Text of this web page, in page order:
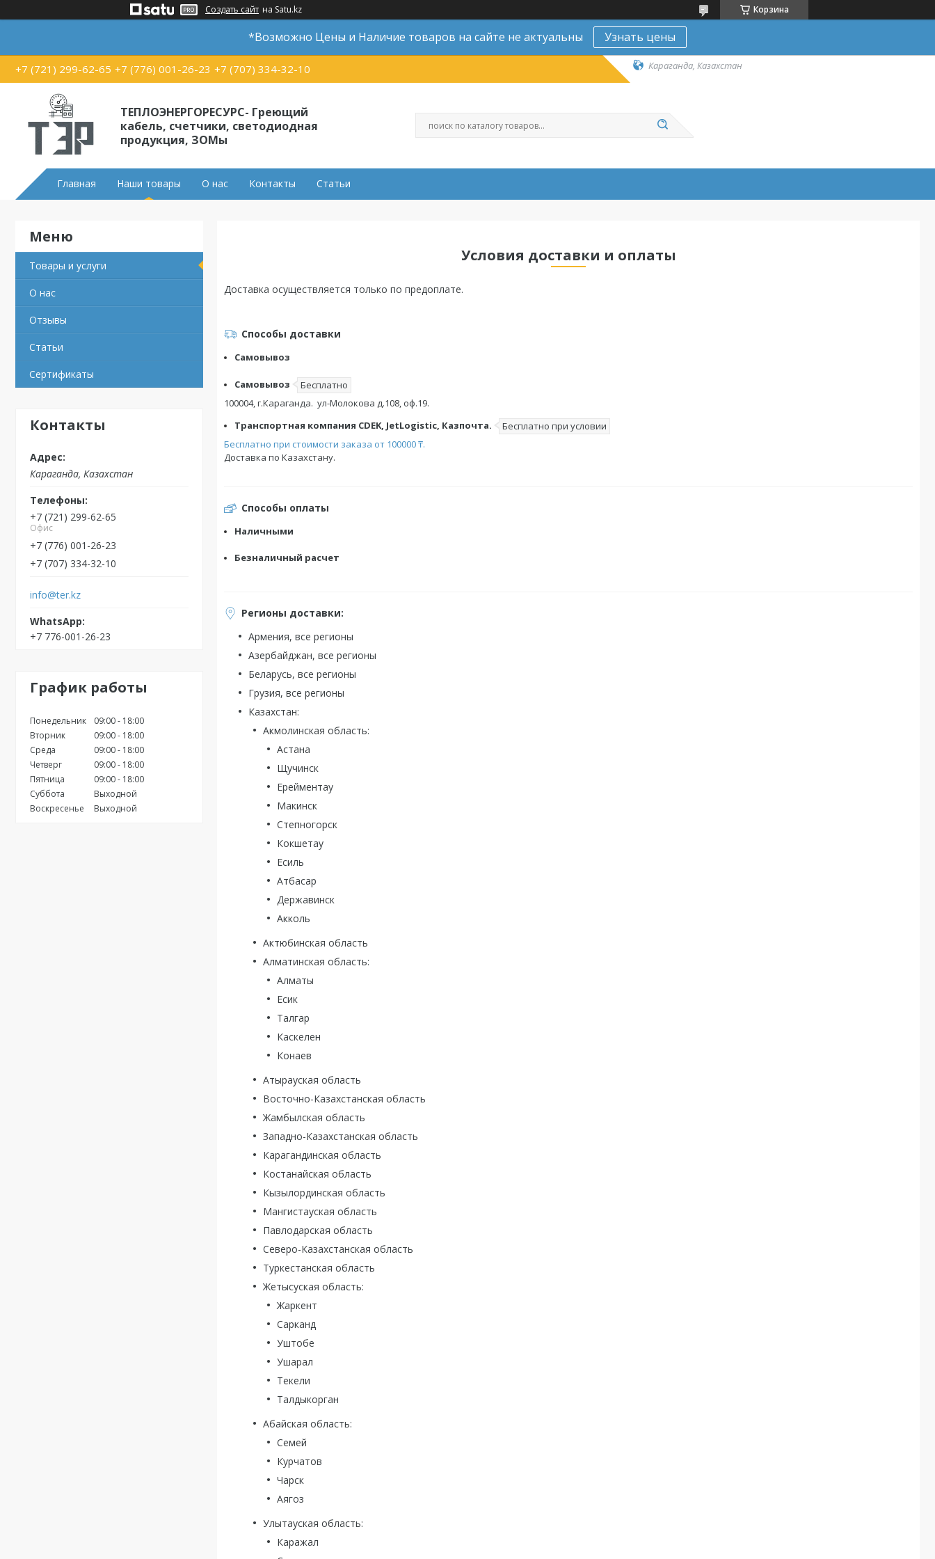
Создать сайт на Satu.kz Корзина
*Возможно Цены и Наличие товаров на сайте не актуальны Узнать цены
+7 (721) 299-62-65 +7 (776) 001-26-23 +7 (707) 334-32-10 Караганда, Казахстан
ТЕПЛОЭНЕРГОРЕСУРС- Греющий
кабель, счетчики, светодиодная
продукция, ЗОМы
Главная Наши товары О нас Контакты Статьи
Товары и услуги
О нас
Отзывы
Статьи
Сертификаты
Контакты
Караганда, Казахстан
+7 (721) 299-62-65
Офис
+7 (776) 001-26-23
+7 (707) 334-32-10
info@ter.kz
+7 776-001-26-23
График работы
Понедельник 09:00
18:00
Вторник
09:00
18:00
Среда
09:00
18:00
Четверг
09:00
18:00
Пятница
09:00
18:00
Суббота
Выходной
Воскресенье
Выходной
Условия доставки и оплаты
Доставка осуществляется только по предоплате.
Способы доставки
Самовывоз
Самовывоз
Бесплатно
100004, г.Караганда.  ул-Молокова д.108, оф.19.
Транспортная компания CDEK, JetLogistic, Казпочта.
Бесплатно при условии
Бесплатно при стоимости заказа от 100000 ₸.
Доставка по Казахстану.
Способы оплаты
Наличными
Безналичный расчет
Регионы доставки:
Армения, все регионы
Азербайджан, все регионы
Беларусь, все регионы
Грузия, все регионы
Казахстан:
Акмолинская область:
Астана
Щучинск
Ерейментау
Макинск
Степногорск
Кокшетау
Есиль
Атбасар
Державинск
Акколь
Актюбинская область
Алматинская область:
Алматы
Есик
Талгар
Каскелен
Конаев
Атырауская область
Восточно-Казахстанская область
Жамбылская область
Западно-Казахстанская область
Карагандинская область
Костанайская область
Кызылординская область
Мангистауская область
Павлодарская область
Северо-Казахстанская область
Туркестанская область
Жетысуская область:
Жаркент
Сарканд
Уштобе
Ушарал
Текели
Талдыкорган
Абайская область:
Семей
Курчатов
Чарск
Аягоз
Улытауская область:
Каражал